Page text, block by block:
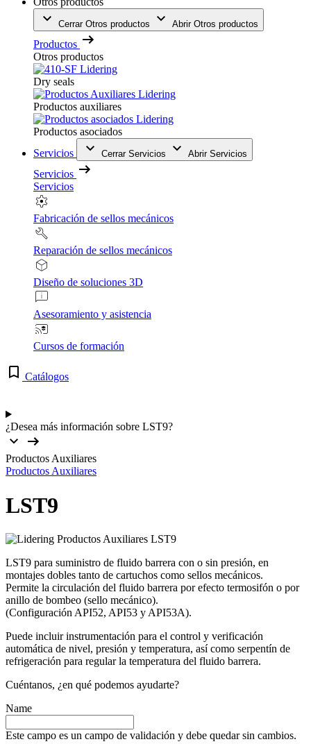
Cerrar Otros productos Abrir Otros productos
Productos
Otros productos
Dry seals
Productos auxiliares
Productos asociados
Servicios
Cerrar Servicios Abrir Servicios
Servicios
Servicios
Fabricación de sellos mecánicos
Reparación de sellos mecánicos
Diseño de soluciones 3D
Asesoramiento y asistencia
Cursos de formación
Catálogos
¿Desea más información sobre LST9?
Productos Auxiliares
Productos Auxiliares
LST9
LST9 para suministro de fluido barrera con o sin presión, en
montajes dobles tanto de cartuchos como sellos mecánicos.
Permite la circulación del fluido barrera por efecto termosifón o por
anillo de bombeo (sello mecánico).
(Configuración API52, API53 y API53A).
Puede incluir instrumentación para el control y verificación
automática de nivel, presión y temperatura, así como serpentín de
refrigeración para regular la temperatura del fluido barrera.
Cuéntanos, ¿en qué podemos ayudarte?
Name
Este campo es un campo de validación y debe quedar sin cambios.